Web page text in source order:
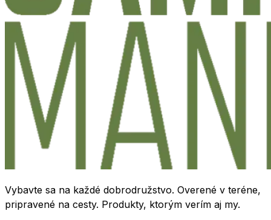
Vybavte sa na každé dobrodružstvo. Overené v teréne,
pripravené na cesty. Produkty, ktorým verím aj my.